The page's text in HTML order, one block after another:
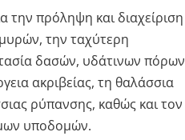
πρόληψη και διαχείριση
την ταχύτερη
δασών, υδάτινων πόρων
ακριβείας, τη θαλάσσια
ρύπανσης, καθώς και τον
υποδομών.